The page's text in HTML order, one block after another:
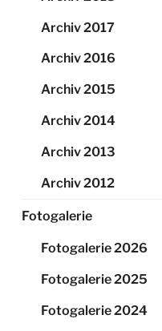
Archiv 2017
Archiv 2016
Archiv 2015
Archiv 2014
Archiv 2013
Archiv 2012
Fotogalerie
Fotogalerie 2026
Fotogalerie 2025
Fotogalerie 2024